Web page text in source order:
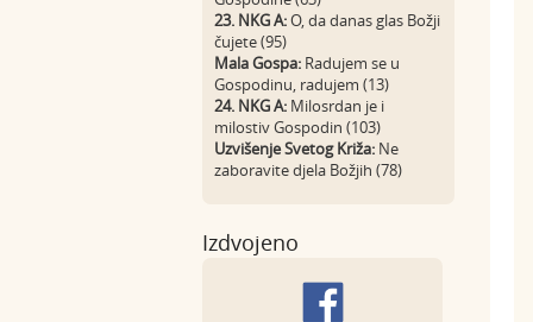
23. NKG A:O, da danas glas Božji
čujete (95)
Mala Gospa: Radujem se u
Gospodinu, radujem (13)
24. NKG A: Milosrdan je i
milostiv Gospodin (103)
Uzvišenje Svetog Križa: Ne
zaboravite djela Božjih (78)
Izdvojeno